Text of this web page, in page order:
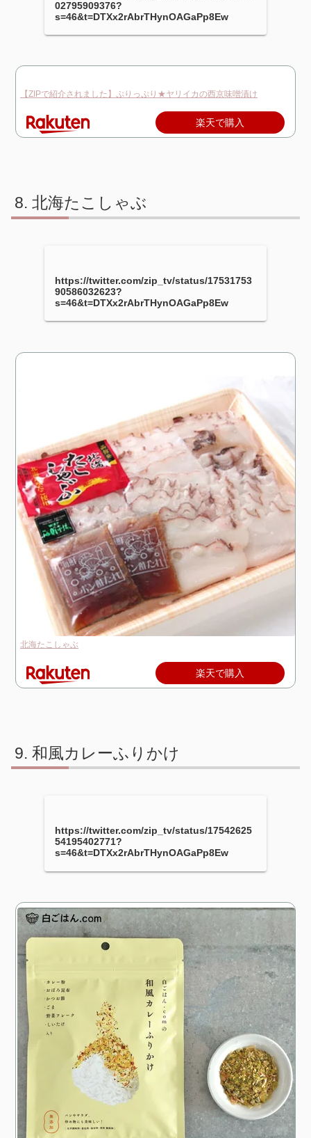
02795909376?
s=46&t=DTXx2rAbrTHynOAGaPp8Ew
【ZIPで紹介されました】ぷりっぷり★ヤリイカの西京味噌漬け
楽天で購入
北海たこしゃぶ
https://twitter.com/zip_tv/status/17531753
90586032623?
s=46&t=DTXx2rAbrTHynOAGaPp8Ew
北海たこしゃぶ
楽天で購入
和風カレーふりかけ
https://twitter.com/zip_tv/status/17542625
54195402771?
s=46&t=DTXx2rAbrTHynOAGaPp8Ew